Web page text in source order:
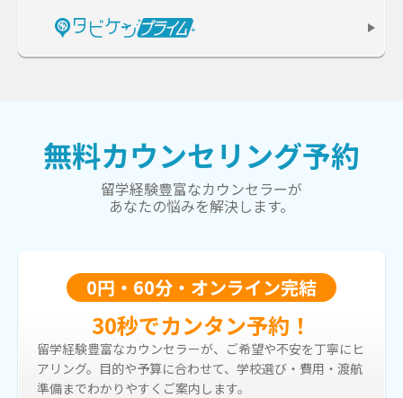
無料カウンセリング予約
留学経験豊富なカウンセラーが
あなたの悩みを解決します。
0円・60分・オンライン完結
30秒でカンタン予約！
留学経験豊富なカウンセラーが、ご希望や不安を丁寧にヒ
アリング。目的や予算に合わせて、学校選び・費用・渡航
準備までわかりやすくご案内します。